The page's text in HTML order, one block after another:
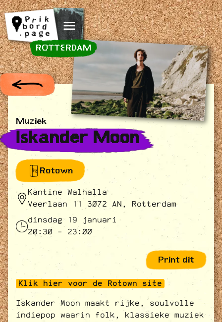
Spring naar inhoud
ROTTERDAM
Muziek
Iskander Moon
Rotown
Kantine Walhalla
Veerlaan 11 3072 AN, Rotterdam
dinsdag 19 januari
20:30 - 23:00
Print dit
Klik hier voor de Rotown site
Iskander Moon maakt rijke, soulvolle
indiepop waarin folk, klassieke muziek